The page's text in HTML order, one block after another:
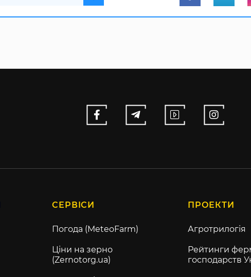
СЕРВІСИ
Погода (MeteoFarm)
Ціни на зерно
(Zernotorg.ua)
ПРОЕКТИ
Агротрилогія
Рейтинги
господарств